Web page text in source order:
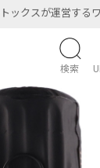
ックスが運営する
検索